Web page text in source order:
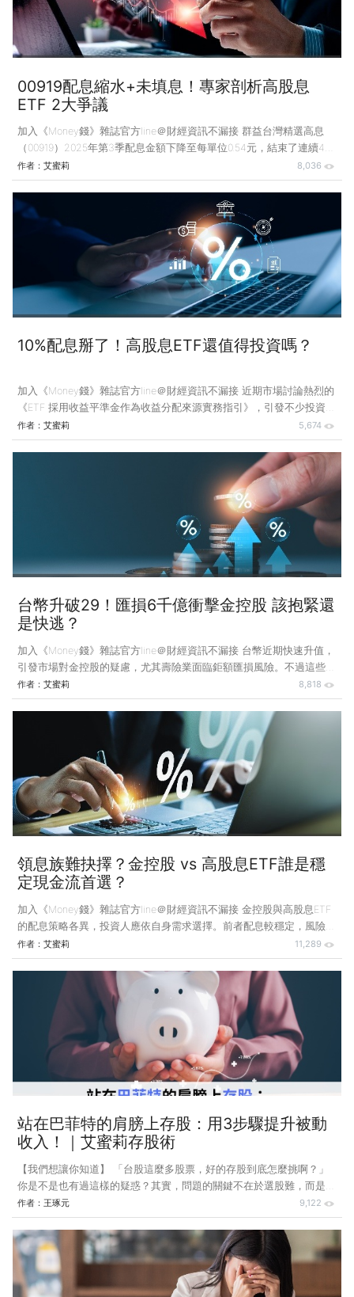
本壓力，三商壽的體質長期不佳，資本適足率（RBC）
00919配息縮水+未填息！專家剖析高股息
ETF 2大爭議
加入《Money錢》雜誌官方line＠財經資訊不漏接 群益台灣精選高息
（00919）2025年第3季配息金額下降至每單位0.54元，結束了連續4季
配發0.72元的輝煌紀錄，雖然配息縮水是預期內的事，但除了配息減
少，00919前幾次除息以來至今仍未填息，這是更多投資人擔心的地
方，甚至會擔憂，領的股息是否僅是帳面損失換來的假象？因此近期再
度出現「沒填息等於沒賺錢」、「配息只是把自己的錢從左手換到右
手」等質疑。 從配息機制的角度來看，這樣的說法雖然沒錯，但往往
忽略了一個前提：選擇這項商品，是為了什麼目的？如果投資高股息
ETF是要建立穩定的現金流，本身就是一場以5年、10年甚至
作者： 艾蜜莉 8,036
10%配息掰了！高股息ETF還值得投資嗎？
加入《Money錢》雜誌官方line＠財經資訊不漏接 近期市場討論熱烈的
《ETF 採用收益平準金作為收益分配來源實務指引》，引發不少投資人
憂慮，擔心高股息ETF的配息是否因此大幅縮水，甚至影響退休規劃，
但事實上，這項指引的目的是針對「收益平準金」的運用提出明確規
範，以保障投資人權益並提升資訊透明度。 「收益平準金」本質上是
ETF為避免因投資人申購或贖回造成單位間利益分配不均而設立的機
制，為了避免在市場熱度高漲時，投信利用收益平準金「墊高配息」製
造出亮眼的殖利率數字，因而指引規範要求投信若動用收益平準金，必
須符合一定條件與順序，例如必須在股息、債息、資本利得分配不足
作者： 艾蜜莉 5,674
台幣升破29！匯損6千億衝擊金控股 該抱緊還
是快逃？
加入《Money錢》雜誌官方line＠財經資訊不漏接 台幣近期快速升值，
引發市場對金控股的疑慮，尤其壽險業面臨鉅額匯損風險。不過這些損
失多為帳面波動，長期並非實質虧損，且已有新制度可緩解壓力，投資
人無須過度恐慌，應聚焦於企業體質與長期價值。 今（2025）年4月
以來，台幣匯率一路升值，從33元升至29元，這一波急升，主要和美
國經濟政策的不確定性增加有關，投資人對美元資產信心下降，轉而投
資亞洲市場，導致大量資金流入台灣，推升台幣匯率，縱然升值並不是
什麼新鮮事，但這一波升幅的速度過快，導致企業來不及應對、調整策
略，可能進一步導致獲利被侵蝕甚至由盈轉虧。 &
作者： 艾蜜莉 8,818
領息族難抉擇？金控股 vs 高股息ETF誰是穩
定現金流首選？
加入《Money錢》雜誌官方line＠財經資訊不漏接 金控股與高股息ETF
的配息策略各異，投資人應依自身需求選擇。前者配息較穩定，風險集
中；後者殖利率高但結構複雜，能分散風險。選擇何者應取決於對現金
流與風險的期待與接受度。 金控股進入配息公告的高峰期，長期以來
金控股一直被視為穩定領息、適合長期持有的投資選項，不過，隨著近
年高股息ETF熱潮興起，越來越多投資人開始思考，追求現金流的策
略，到底要選擇金控股，還是高股息ETF？ 事實上，這兩類資產在理財
規劃中都占有重要地位，更是許多人的存股核心，但當我們把兩者放在
一起比較時，會發現一個顯著的差異，金控股的殖利
作者： 艾蜜莉 11,289
站在巴菲特的肩膀上存股：用3步驟提升被動
收入！｜艾蜜莉存股術
【我們想讓你知道】 「台股這麼多股票，好的存股到底怎麼挑啊？」
你是不是也有過這樣的疑惑？其實，問題的關鍵不在於選股難，而是我
們習慣把事情想得太複雜。艾蜜莉總說：「生活中每天接觸的那些公
司，才是最好的投資靈感來源！」 回想一下：早上去 7-11 買早餐、用
中華電信的網路聯繫家人、到銀行存款辦事……這些你天天接觸的品
牌，就是穩健存股的第一步。今天就來和大家聊聊艾蜜莉存股術的核
心，教你從生活中找到優質存股標的，讓被動收入成為你的財富增長利
器！ (內文部分整理自《艾蜜莉存股術2.0》) 存股怎麼買？從巴菲特
作者： 王琢元 9,122